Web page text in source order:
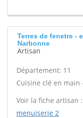
Terres de fenetre -
Narbonne
Artisan
Département: 11
Cuisine clé en main
Voir la fiche artisan :
menuiserie 2